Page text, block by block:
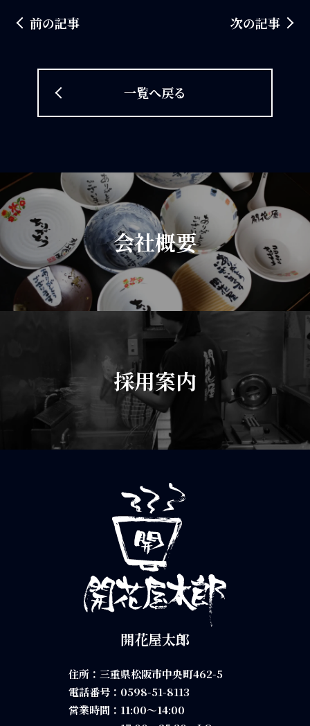
前の記事
一覧へ戻る
次の記事
会社概要
採用案内
開花屋太郎
住所：三重県松阪市中央町462-5
電話番号： 0598-51-8113
営業時間：11:00～14:00